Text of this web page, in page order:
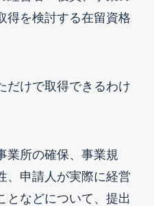
得を検討する在留資格
だけで取得できるわけ
業所の確保、事業規
、申請人が実際に経営
となどについて、提出